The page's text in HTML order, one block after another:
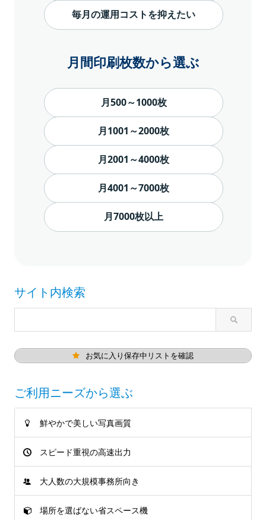
毎月の運用コストを抑えたい
月間印刷枚数から選ぶ
月500～1000枚
月1001～2000枚
月2001～4000枚
月4001～7000枚
月7000枚以上
サイト内検索
お気に入り保存中リストを確認
ご利用ニーズから選ぶ
鮮やかで美しい写真画質
スピード重視の高速出力
大人数の大規模事務所向き
場所を選ばない省スペース機